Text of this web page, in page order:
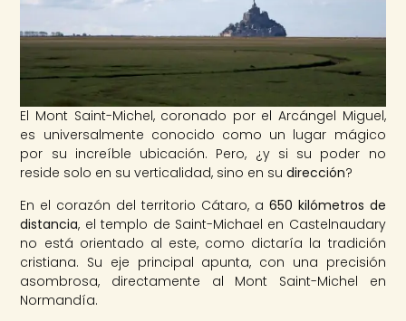
El Mont Saint-Michel, coronado por el Arcángel Miguel,
es universalmente conocido como un lugar mágico
por su increíble ubicación. Pero, ¿y si su poder no
reside solo en su verticalidad, sino en sudirección?
En el corazón del territorio Cátaro, a 650 kilómetros de
distancia, el templo de Saint-Michael en Castelnaudary
no está orientado al este, como dictaría la tradición
cristiana. Su eje principal apunta, con una precisión
asombrosa, directamente al Mont Saint-Michel en
Normandía.